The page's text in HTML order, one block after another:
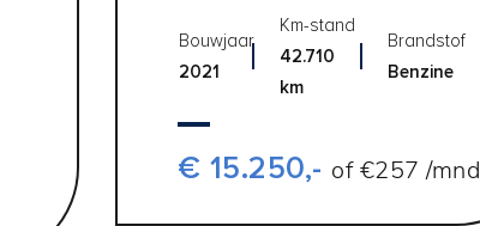
Bouwjaar
2021
Km-stand
42.710
km
Brandstof
Benzine
€ 15.250,- of €257 /mnd